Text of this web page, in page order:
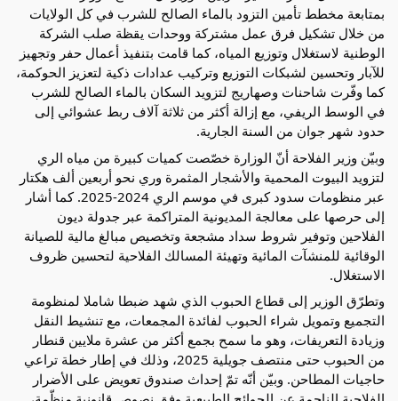
بمتابعة مخطط تأمين التزود بالماء الصالح للشرب في كل الولايات
من خلال تشكيل فرق عمل مشتركة ووحدات يقظة صلب الشركة
الوطنية لاستغلال وتوزيع المياه، كما قامت بتنفيذ أعمال حفر وتجهيز
للآبار وتحسين لشبكات التوزيع وتركيب عدادات ذكية لتعزيز الحوكمة،
كما وفّرت شاحنات وصهاريج لتزويد السكان بالماء الصالح للشرب
في الوسط الريفي، مع إزالة أكثر من ثلاثة آلاف ربط عشوائي إلى
حدود شهر جوان من السنة الجارية.
وبيّن وزير الفلاحة أنّ الوزارة خصّصت كميات كبيرة من مياه الري
لتزويد البيوت المحمية والأشجار المثمرة وري نحو أربعين ألف هكتار
عبر منظومات سدود كبرى في موسم الري 2024-2025. كما أشار
إلى حرصها على معالجة المديونية المتراكمة عبر جدولة ديون
الفلاحين وتوفير شروط سداد مشجعة وتخصيص مبالغ مالية للصيانة
الوقائية للمنشآت المائية وتهيئة المسالك الفلاحية لتحسين ظروف
الاستغلال.
وتطرّق الوزير إلى قطاع الحبوب الذي شهد ضبطا شاملا لمنظومة
التجميع وتمويل شراء الحبوب لفائدة المجمعات، مع تنشيط النقل
وزيادة التعريفات، وهو ما سمح بجمع أكثر من عشرة ملايين قنطار
من الحبوب حتى منتصف جويلية 2025، وذلك في إطار خطة تراعي
حاجيات المطاحن. وبيّن أنّه تمّ إحداث صندوق تعويض على الأضرار